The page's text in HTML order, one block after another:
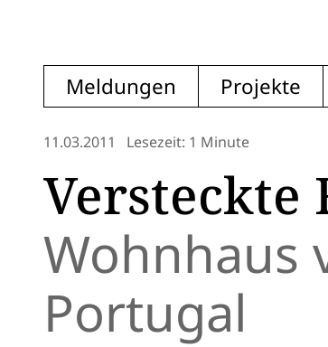
Meldungen Projekte
11.03.2011 Lesezeit: 1 Minute
Versteckte
Wohnhaus
Portugal